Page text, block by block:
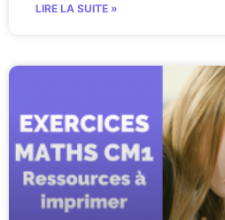
LIRE LA SUITE »